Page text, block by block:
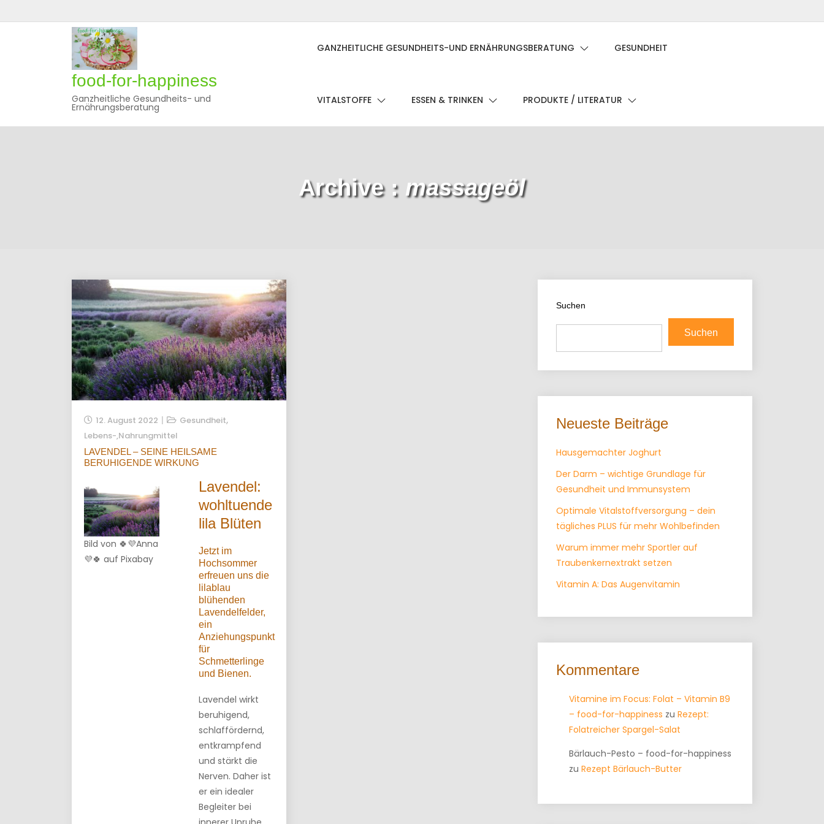
to
Privatsphäre-
Historie
Einwilligungen
food-for-happiness
Ganzheitliche Gesundheits- und
Ernährungsberatung
GANZHEITLICHE GESUNDHEITS-UND ERNÄHRUNGSBERATUNG GESUNDHEIT
VITALSTOFFE ESSEN & TRINKEN PRODUKTE / LITERATUR
Archive : massageöl
12. August 2022 Gesundheit,
Lebens-,Nahrungmittel
LAVENDEL – SEINE HEILSAME
BERUHIGENDE WIRKUNG
Bild von 🍀💜Anna
💜🍀 auf Pixabay
Lavendel:
wohltuende
lila Blüten
Jetzt im
Hochsommer
erfreuen uns die
lilablau
blühenden
Lavendelfelder,
ein
Anziehungspunkt
für
Schmetterlinge
und Bienen.
Lavendel wirkt
beruhigend,
schlaffördernd,
entkrampfend
und stärkt die
Nerven. Daher ist
er ein idealer
Begleiter bei
Suchen
Suchen
Neueste Beiträge
Hausgemachter Joghurt
Der Darm – wichtige Grundlage für
Gesundheit und Immunsystem
Optimale Vitalstoffversorgung – dein
tägliches PLUS für mehr Wohlbefinden
Warum immer mehr Sportler auf
Traubenkernextrakt setzen
Vitamin A: Das Augenvitamin
Kommentare
Vitamine im Focus: Folat – Vitamin B9
– food-for-happiness zu Rezept:
Folatreicher Spargel-Salat
Bärlauch-Pesto – food-for-happiness
zu Rezept Bärlauch-Butter